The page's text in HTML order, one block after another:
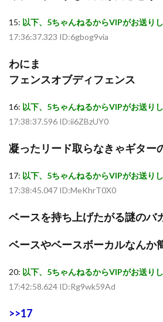
15: 以下、5ちゃんねるからVIPがお送り
17:36:37.323 ID:6gbog9via
わにま
フェンスオブディフェンス
16: 以下、5ちゃんねるからVIPがお送り
17:38:37.596 ID:ii6ZBzUY0
凝ったリード取らなきゃギター
17: 以下、5ちゃんねるからVIPがお送り
17:38:45.047 ID:MeKhrT0X0
ベースを持ち上げたがる謎のバ
ベースやベースボーカルなんか
20: 以下、5ちゃんねるからVIPがお送り
17:42:58.624 ID:Rg9wk59Ad
>>17